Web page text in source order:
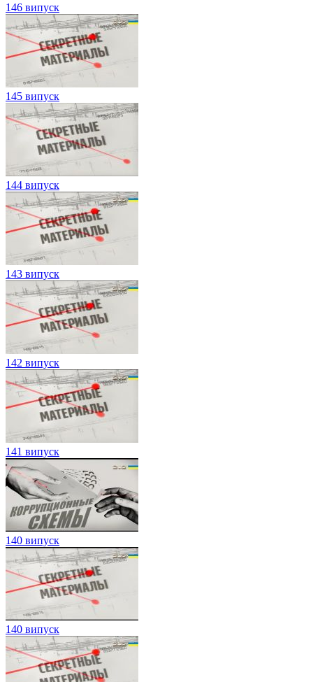
146 випуск
145 випуск
144 випуск
143 випуск
142 випуск
141 випуск
140 випуск
140 випуск